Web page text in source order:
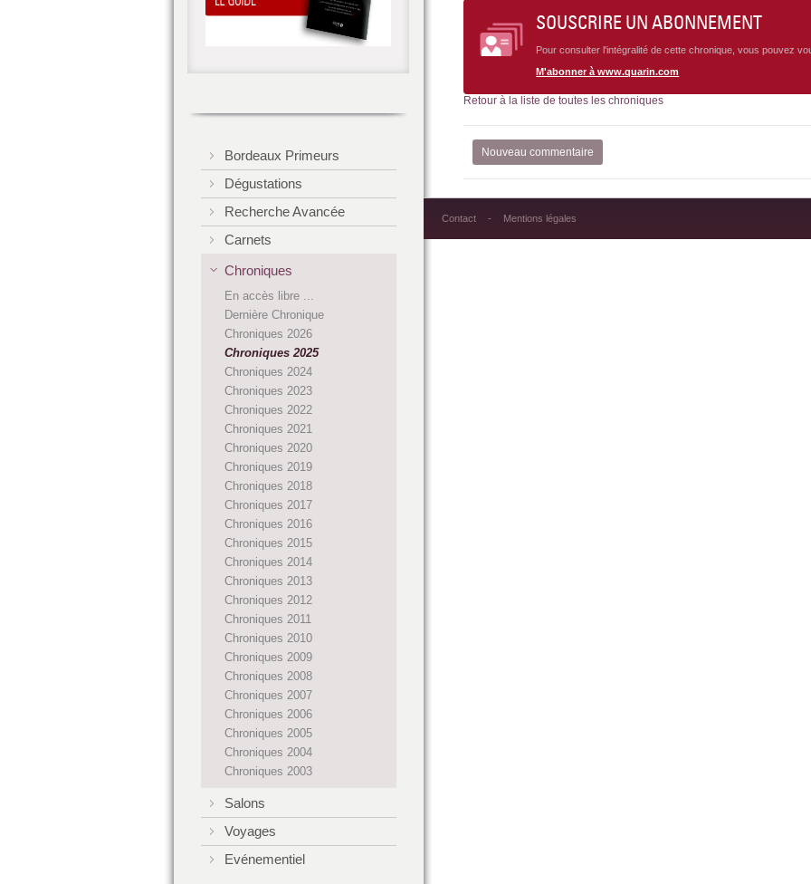
SOUSCRIRE UN ABONNEMENT
Pour consulter l'intégralité de cette chronique, vous pouvez
M'abonner à www.quarin.com
Retour à la liste de toutes les chroniques
Nouveau commentaire
Contact Mentions légales
Bordeaux Primeurs
Dégustations
Recherche Avancée
Carnets
Chroniques
En accès libre ...
Dernière Chronique
Chroniques 2026
Chroniques 2025
Chroniques 2024
Chroniques 2023
Chroniques 2022
Chroniques 2021
Chroniques 2020
Chroniques 2019
Chroniques 2018
Chroniques 2017
Chroniques 2016
Chroniques 2015
Chroniques 2014
Chroniques 2013
Chroniques 2012
Chroniques 2011
Chroniques 2010
Chroniques 2009
Chroniques 2008
Chroniques 2007
Chroniques 2006
Chroniques 2005
Chroniques 2004
Chroniques 2003
Salons
Voyages
Evénementiel